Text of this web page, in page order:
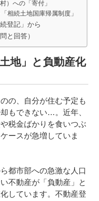
）への「寄付」
相続土地国庫帰属制度」
登記」から
と回答）
地」と負動産化
の、自分が住む予定も
もできない…。近年、
税金ばかりを食いつぶ
ースが急増していま
都市部への急激な人口
不動産が「負動産」と
しています。不動産登